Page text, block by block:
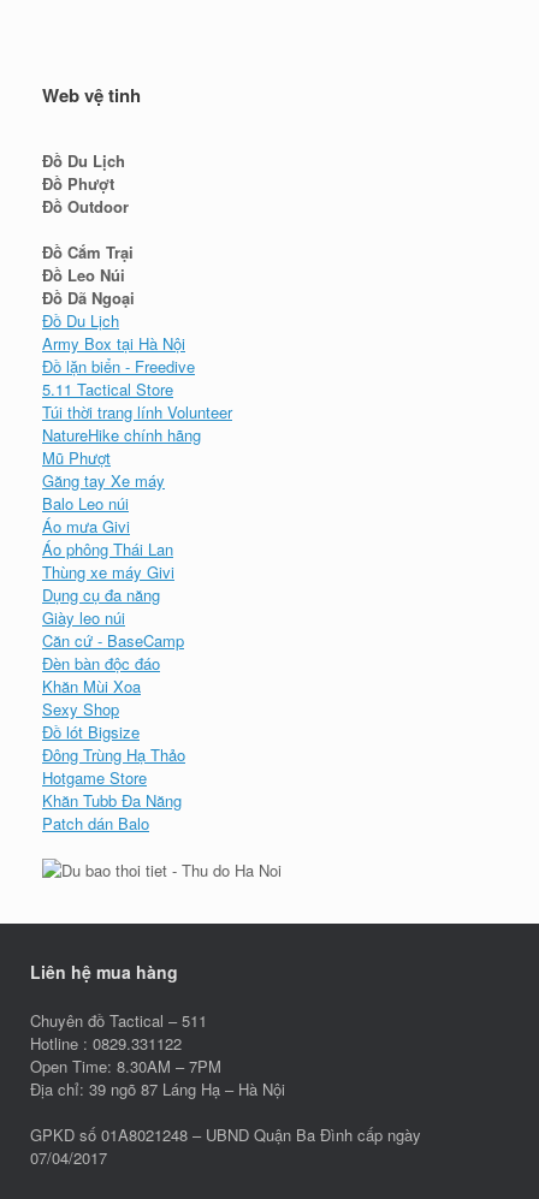
Web vệ tinh
Đồ Du Lịch
Đồ Phượt
Đồ Outdoor
Đồ Cắm Trại
Đồ Leo Núi
Đồ Dã Ngoại
Đồ Du Lịch
Army Box tại Hà Nội
Đồ lặn biển - Freedive
5.11 Tactical Store
Túi thời trang lính Volunteer
NatureHike chính hãng
Mũ Phượt
Găng tay Xe máy
Balo Leo núi
Áo mưa Givi
Áo phông Thái Lan
Thùng xe máy Givi
Dụng cụ đa năng
Giày leo núi
Căn cứ - BaseCamp
Đèn bàn độc đáo
Khăn Mùi Xoa
Sexy Shop
Đồ lót Bigsize
Đông Trùng Hạ Thảo
Hotgame Store
Khăn Tubb Đa Năng
Patch dán Balo
Liên hệ mua hàng
Chuyên đồ Tactical – 511
Hotline : 0829.331122
Open Time: 8.30AM – 7PM
Địa chỉ: 39 ngõ 87 Láng Hạ – Hà Nội
GPKD số 01A8021248 – UBND Quận Ba Đình cấp ngày
07/04/2017